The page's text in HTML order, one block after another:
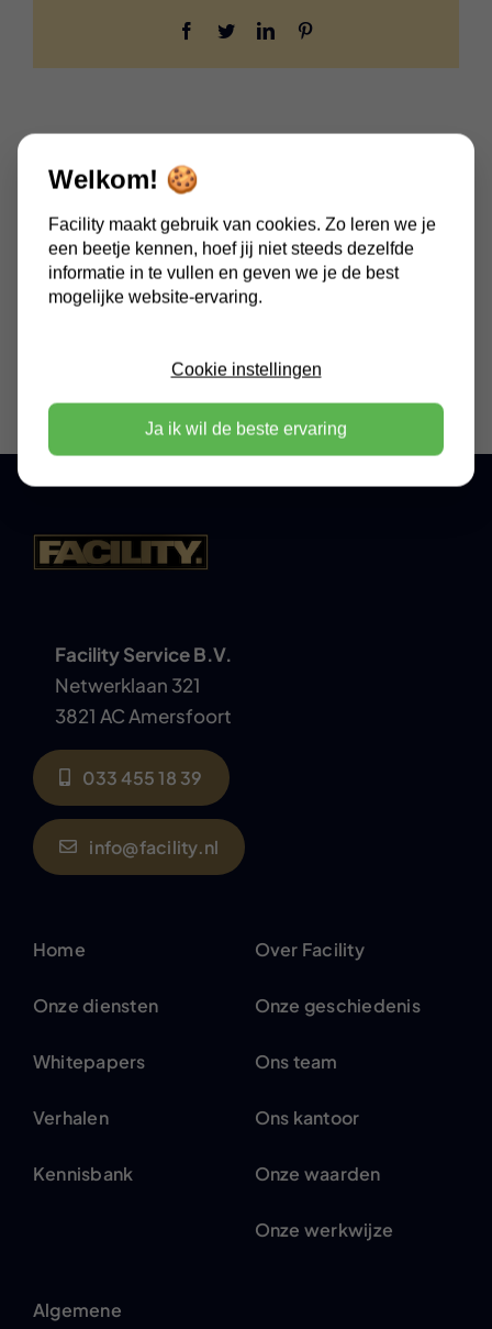
hebben?
Facebook
TwitterLinkedIn
Facility Service B.V.
Netwerklaan 321
3821 AC Amersfoort
033 455 18 39
info@facility.nl
Home
Onze diensten
Whitepapers
Verhalen
Kennisbank
Over Facility
Onze geschiedenis
Ons team
Ons kantoor
Onze waarden
Onze werkwijze
Algemene
Welkom! 🍪
Facility maakt gebruik van cookies. Zo leren we je
een beetje kennen, hoef jij niet steeds dezelfde
informatie in te vullen en geven we je de best
mogelijke website-ervaring.
Cookie instellingen
Ja ik wil de beste ervaring